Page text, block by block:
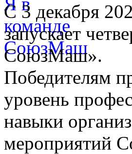
С 3 декабря
запускает
СоюзМаш».
Победителям
уровень
навыки
мероприятий